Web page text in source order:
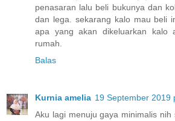
penasaran lalu beli bukunya dan
dan lega. sekarang kalo mau beli
apa yang akan dikeluarkan kalo
rumah.
Balas
Kurnia amelia 19 September 2019
Aku lagi menuju gaya minimalis nih